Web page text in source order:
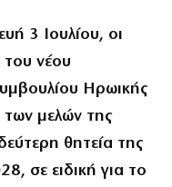
3 Ιουλίου, οι
του νέου
Ηρωικής
μελών της
θητεία της
σε ειδική για το